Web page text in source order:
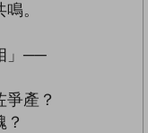
。
」──
產？